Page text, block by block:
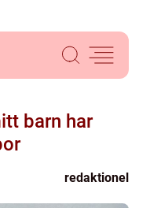
barn har
redaktionel